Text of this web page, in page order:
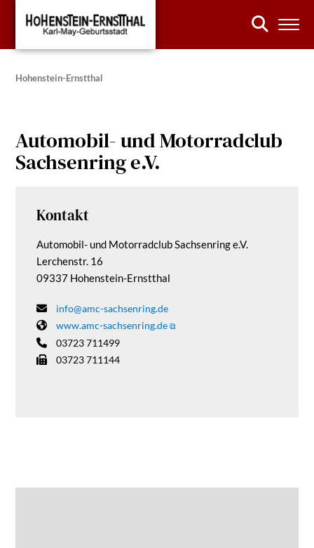
Hohenstein-Ernstthal
Automobil- und Motorradclub
Sachsenring e.V.
Kontakt
Automobil- und Motorradclub Sachsenring e.V.
Lerchenstr. 16
09337 Hohenstein-Ernstthal
info@amc-sachsenring.de
www.amc-sachsenring.de
03723 711499
03723 711144